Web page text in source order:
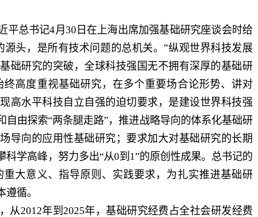
平总书记4月30日在上海出席加强基础研究座谈会时给
头，是所有技术问题的总机关。”纵观世界科技发展
础研究的突破，全球科技强国无不拥有深厚的基础研
高度重视基础研究，在多个重要场合论形势、讲对
高水平科技自立自强的迫切要求，是建设世界科技强
自由探索“两条腿走路”，推进战略导向的体系化基础研
导向的应用性基础研究；要求加大对基础研究的长期
学高峰，努力多出“从0到1”的原创性成果。总书记的
大意义、指导原则、实践要求，为扎实推进基础研
循。
从2012年到2025年，基础研究经费占全社会研发经费